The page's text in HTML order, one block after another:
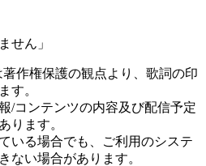
せん」
著作権保護の観点より、歌詞の印
す。
/コンテンツの内容及び配信予定
ります。
いる場合でも、ご利用のシステ
ない場合があります。